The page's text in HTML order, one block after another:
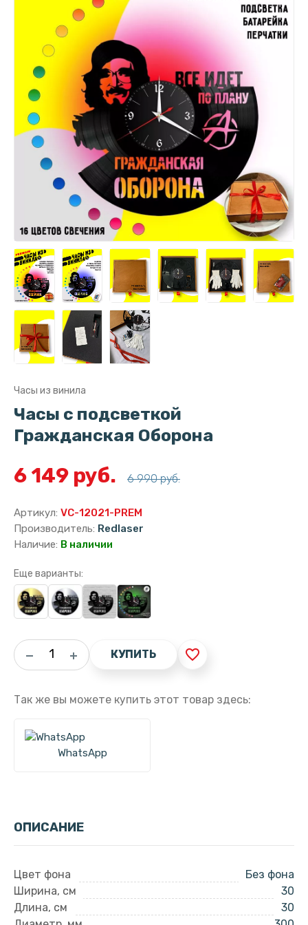
Часы из винила
Часы с подсветкой
Гражданская Оборона
6 149 руб. 6 990 руб.
Артикул: VC-12021-PREM
Производитель: Redlaser
Наличие: В наличии
Еще варианты:
КУПИТЬ favorite_border
Так же вы можете купить этот товар здесь:
WhatsApp
ОПИСАНИЕ
Цвет фона
Без фона
Ширина, см
30
Длина, см
30